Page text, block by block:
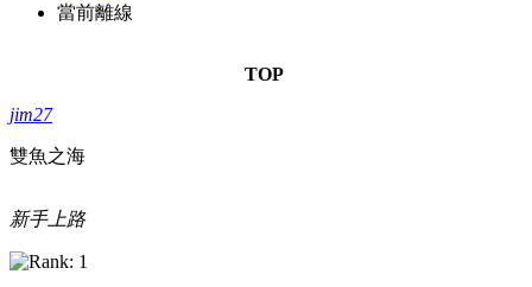
當前離線
TOP
jim27
雙魚之海
新手上路